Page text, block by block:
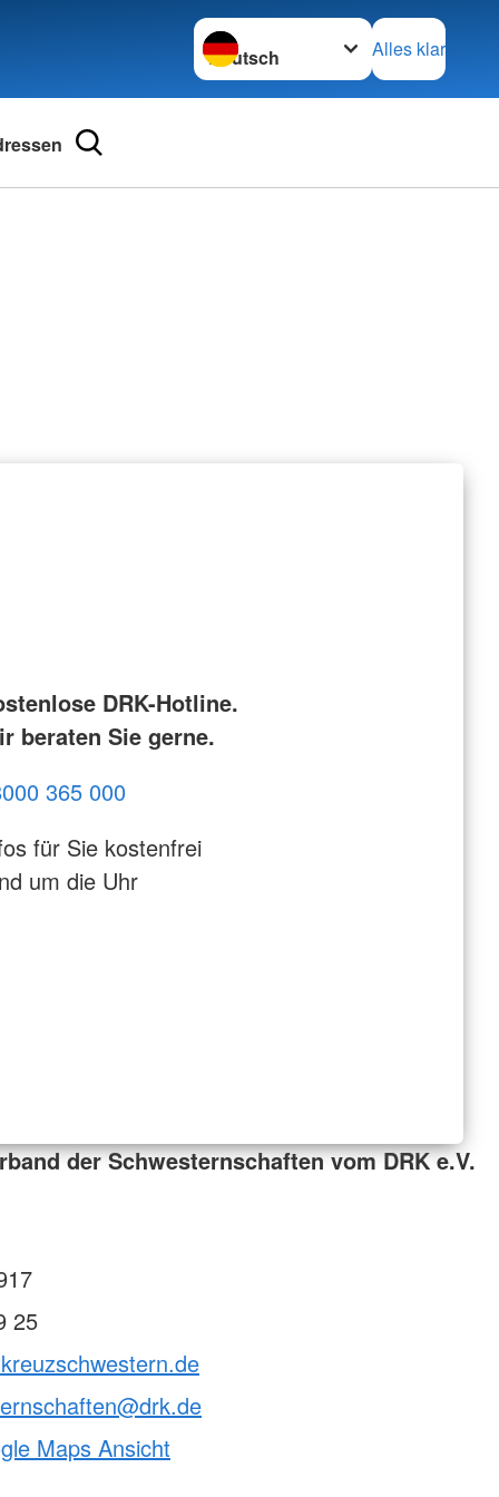
Sprache wechseln zu
Alles klar
DRK-Hotline.
beraten Sie gerne.
365 000
für Sie kostenfrei
um die Uhr
der Schwesternschaften vom DRK e.V.
25
Maps Ansicht